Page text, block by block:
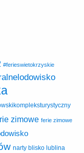
#ferieswietokrzyskie
zimowe ferie zimowe
narty blisko lublina